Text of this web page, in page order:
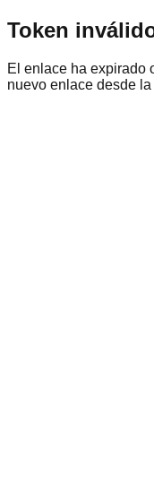
Token
El enlace ha expirado
nuevo enlace desde